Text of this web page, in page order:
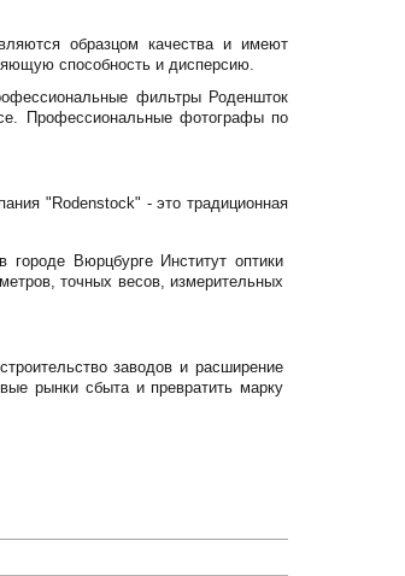
образцом качества и имеют
способность и дисперсию.
фильтры Роденшток
Профессиональные фотографы по
"Rodenstock" - это традиционная
Вюрцбурге Институт оптики
точных весов, измерительных
заводов и расширение
рынки сбыта и превратить марку